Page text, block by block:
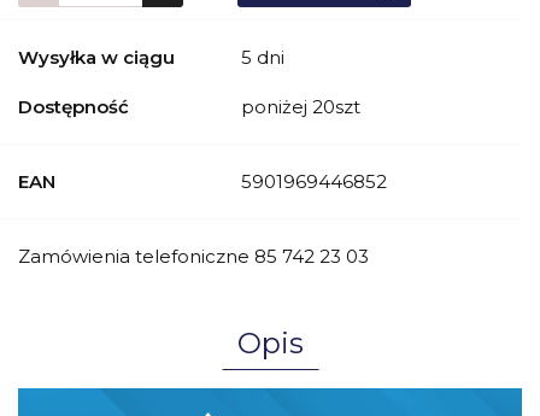
Wysyłka w ciągu 5 dni
Dostępność poniżej 20szt
EAN 5901969446852
Zamówienia telefoniczne 85 742 23 03
Opis